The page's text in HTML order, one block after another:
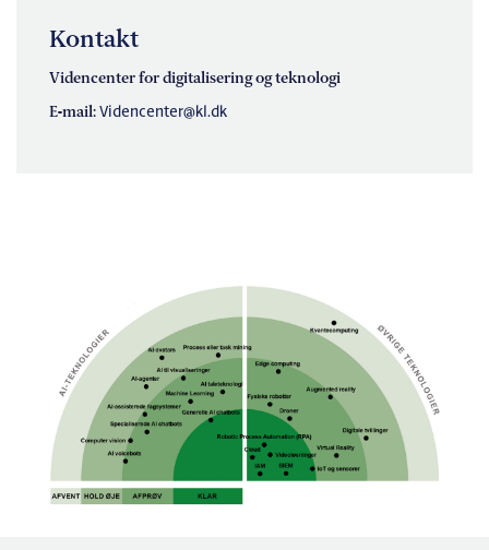
Kontakt
Videncenter for digitalisering og teknologi
E-mail: Videncenter@kl.dk